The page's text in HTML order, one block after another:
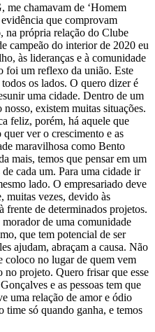
me chamavam de ‘Homem
que comprovam
na própria relação do Clube
campeão do interior de 2020 eu
às lideranças e à comunidade
foi um reflexo da união. Este
os lados. O quero dizer é
uma cidade. Dentro de um
existem muitas situações.
feliz, porém, há aquele que
ver o crescimento e as
maravilhosa como Bento
mais, temos que pensar em um
cada um. Para uma cidade ir
lado. O empresariado deve
muitas vezes, devido às
frente de determinados projetos.
de uma comunidade
que tem potencial de ser
ajudam, abraçam a causa. Não
coloco no lugar de quem vem
no projeto. Quero frisar que esse
e as pessoas tem que
uma relação de amor e ódio
time só quando ganha, e temos